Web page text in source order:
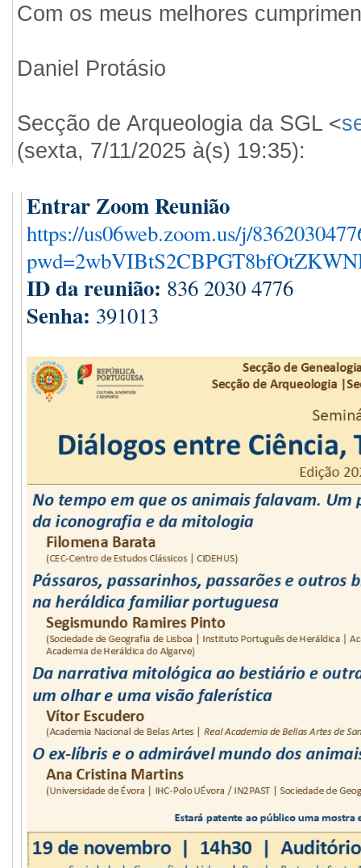
Com os meus melhores
Daniel Protásio
Secção de Arqueologia da SGL <
(sexta, 7/11/2025 à(s) 19:35):
Entrar Zoom Reunião
https://us06web.zoom.us/j/
ID da reunião: 836 2030 4776
Senha: 391013